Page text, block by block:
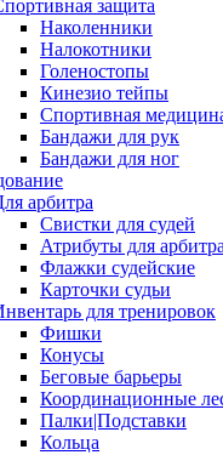
защита
Наколенники
Налокотники
Голеностопы
Кинезио тейпы
Спортивная
Бандажи для рук
Бандажи для ног
арбитра
Свистки для судей
Атрибуты для арбитра
Флажки судейские
Карточки судьи
для тренировок
Фишки
Конусы
Беговые барьеры
Координационные
Палки|Подставки
Кольца